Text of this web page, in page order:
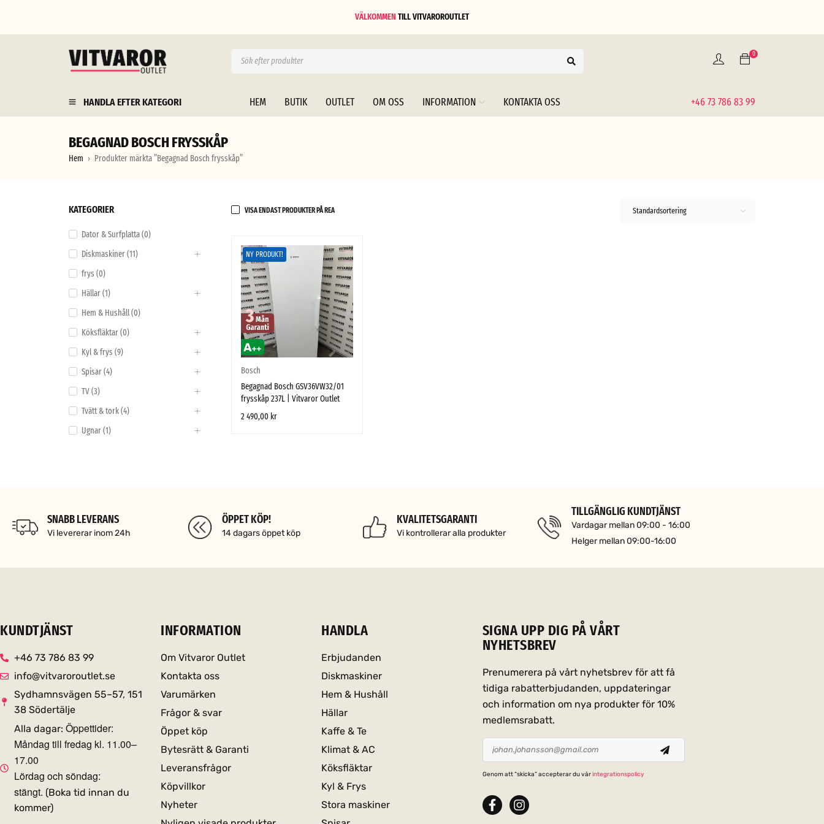
VÄLKOMMEN TILLVITVAROROUTLET
0
HANDLA EFTER KATEGORI HEM BUTIK OUTLET OM OSS INFORMATION KONTAKTA OSS +46 73 786 83 99
BEGAGNAD BOSCH FRYSSKÅP
Hem › Produkter märkta ”Begagnad Bosch frysskåp”
KATEGORIER
Dator & Surfplatta (0)
Diskmaskiner (11)
frys (0)
Hällar (1)
Hem & Hushåll (0)
Köksfläktar (0)
Kyl & frys (9)
Spisar (4)
TV (3)
Tvätt & tork (4)
Ugnar (1)
Standardsortering
VISA ENDAST PRODUKTER PÅ REA
NY PRODUKT!
Bosch
Begagnad Bosch GSV36VW32/01
frysskåp 237L | Vitvaror Outlet
2 490,00 kr
SNABB LEVERANS
Vi levererar inom 24h
ÖPPET KÖP!
14 dagars öppet köp
KVALITETSGARANTI
Vi kontrollerar alla produkter
TILLGÄNGLIG KUNDTJÄNST
Vardagar mellan 09:00 - 16:00
Helger mellan 09:00-16:00
KUNDTJÄNST
+46 73 786 83 99
info@vitvaroroutlet.se
Sydhamnsvägen 55–57, 151
38 Södertälje
Alla dagar: Öppettider:
Måndag till fredag kl. 11.00–
17.00
Lördag och söndag:
stängt. (Boka tid innan du
kommer)
INFORMATION
Om Vitvaror Outlet
Kontakta oss
Varumärken
Frågor & svar
Öppet köp
Bytesrätt & Garanti
Leveransfrågor
Köpvillkor
Nyheter
HANDLA
Erbjudanden
Diskmaskiner
Hem & Hushåll
Hällar
Kaffe & Te
Klimat & AC
Köksfläktar
Kyl & Frys
Stora maskiner
SIGNA UPP DIG PÅ VÅRT
NYHETSBREV
Prenumerera på vårt nyhetsbrev för att få
tidiga rabatterbjudanden, uppdateringar
och information om nya produkter för 10%
medlemsrabatt.
Genom att “skicka” accepterar du vårintegrationspolicy